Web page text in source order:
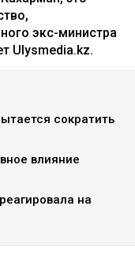
экс-министра
Ulysmedia.kz.
сократить
влияние
на